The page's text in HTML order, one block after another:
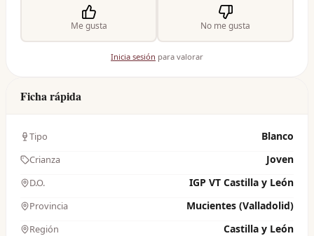
Me gusta No me gusta
Inicia sesión para valorar
Ficha rápida
Tipo Blanco
Crianza Joven
D.O. IGP VT Castilla y León
Provincia Mucientes (Valladolid)
Región Castilla y León